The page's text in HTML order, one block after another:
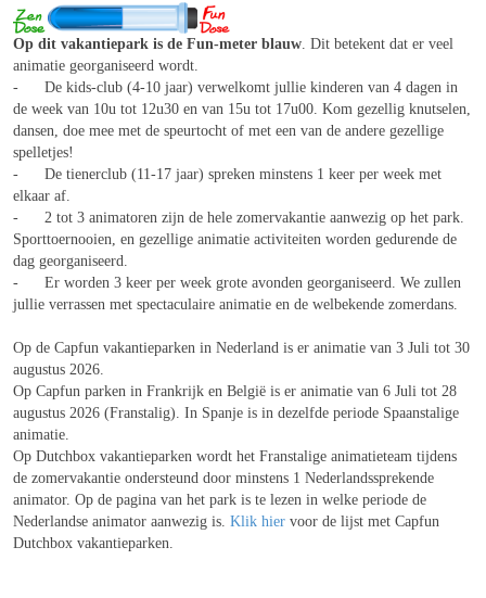
Op dit vakantiepark is de Fun-meter blauw. Dit betekent dat er veel
animatie georganiseerd wordt.
- De kids-club (4-10 jaar) verwelkomt jullie kinderen van 4 dagen in
de week van 10u tot 12u30 en van 15u tot 17u00. Kom gezellig knutselen,
dansen, doe mee met de speurtocht of met een van de andere gezellige
spelletjes!
- De tienerclub (11-17 jaar) spreken minstens 1 keer per week met
elkaar af.
- 2 tot 3 animatoren zijn de hele zomervakantie aanwezig op het park.
Sporttoernooien, en gezellige animatie activiteiten worden gedurende de
dag georganiseerd.
- Er worden 3 keer per week grote avonden georganiseerd. We zullen
jullie verrassen met spectaculaire animatie en de welbekende zomerdans.
Op de Capfun vakantieparken in Nederland is er animatie van 3 Juli tot 30
augustus 2026.
Op Capfun parken in Frankrijk en België is er animatie van 6 Juli tot 28
augustus 2026 (Franstalig). In Spanje is in dezelfde periode Spaanstalige
animatie.
Op Dutchbox vakantieparken wordt het Franstalige animatieteam tijdens
de zomervakantie ondersteund door minstens 1 Nederlandssprekende
animator. Op de pagina van het park is te lezen in welke periode de
Nederlandse animator aanwezig is. Klik hiervoor de lijst met Capfun
Dutchbox vakantieparken.